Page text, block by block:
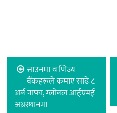
साउनमा वाणिज्य
बैंकहरूले कमाए साढे ८
अर्ब नाफा, ग्लोबल आईएमई
अग्रस्थानमा